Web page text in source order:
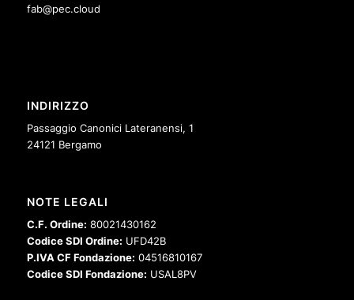
fab@pec.cloud
INDIRIZZO
Passaggio Canonici Lateranensi, 1
24121 Bergamo
NOTE LEGALI
C.F. Ordine: 80021430162
Codice SDI Ordine: UFD42B
P.IVA CF Fondazione: 04516810167
Codice SDI Fondazione: USAL8PV